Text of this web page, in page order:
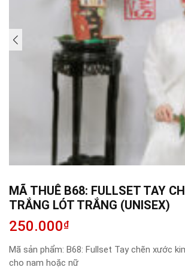
MÃ THUÊ B68: FULLSET TAY
TRẮNG LÓT TRẮNG (UNISEX)
250.000₫
Mã sản phẩm: B68: Fullset Tay chẽn xước
cho nam hoặc nữ